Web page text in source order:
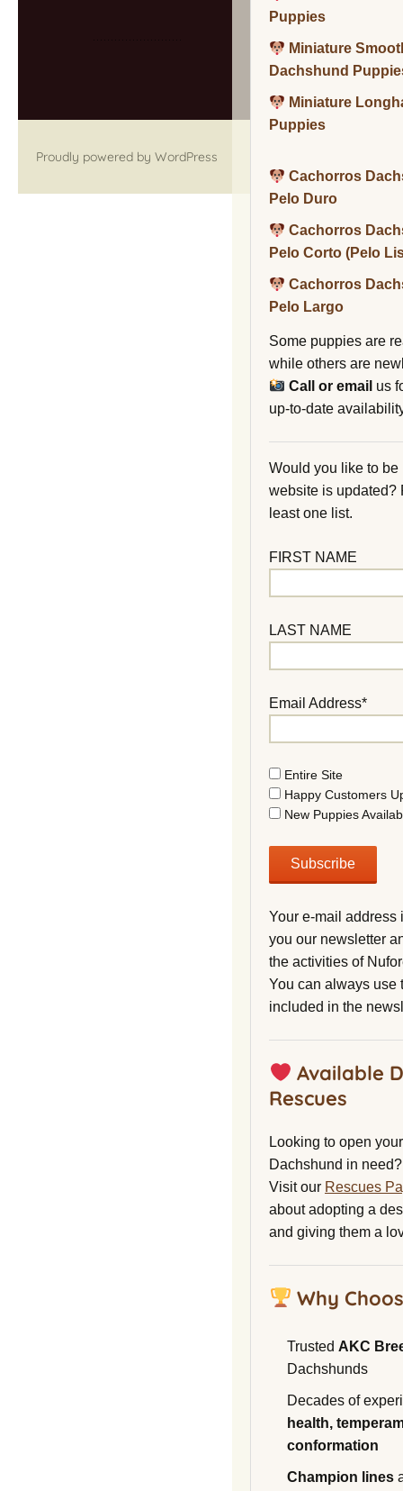
Puppies
Miniature
Dachshund
Miniature
Puppies
Cachorros
Pelo Duro
Cachorros
Pelo Corto (Pelo
Cachorros
Pelo Largo
Some puppies are
while others are
Call or email us
up-to-date
Would you like to
website is updated?
least one list.
FIRST NAME
LAST NAME
Email Address*
Entire Site
Happy Customers
New Puppies
Your e-mail address
you our newsletter
the activities of
You can always use
included in the
Available
Rescues
Looking to open
Dachshund in need?
Visit our Rescues
about adopting a
and giving them a
Why
Trusted AKC
Dachshunds
Decades of
health,
conformation
Champion lines
Proudly powered by WordPress